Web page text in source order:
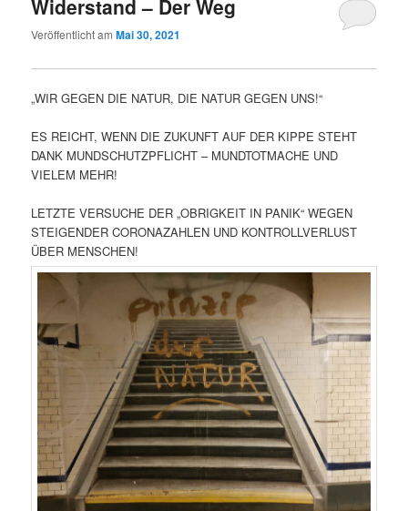
Widerstand – Der Weg
Veröffentlicht amMai 30, 2021
„WIR GEGEN DIE NATUR, DIE NATUR GEGEN UNS!“
ES REICHT, WENN DIE ZUKUNFT AUF DER KIPPE STEHT
DANK MUNDSCHUTZPFLICHT – MUNDTOTMACHE UND
VIELEM MEHR!
LETZTE VERSUCHE DER „OBRIGKEIT IN PANIK“ WEGEN
STEIGENDER CORONAZAHLEN UND KONTROLLVERLUST
ÜBER MENSCHEN!